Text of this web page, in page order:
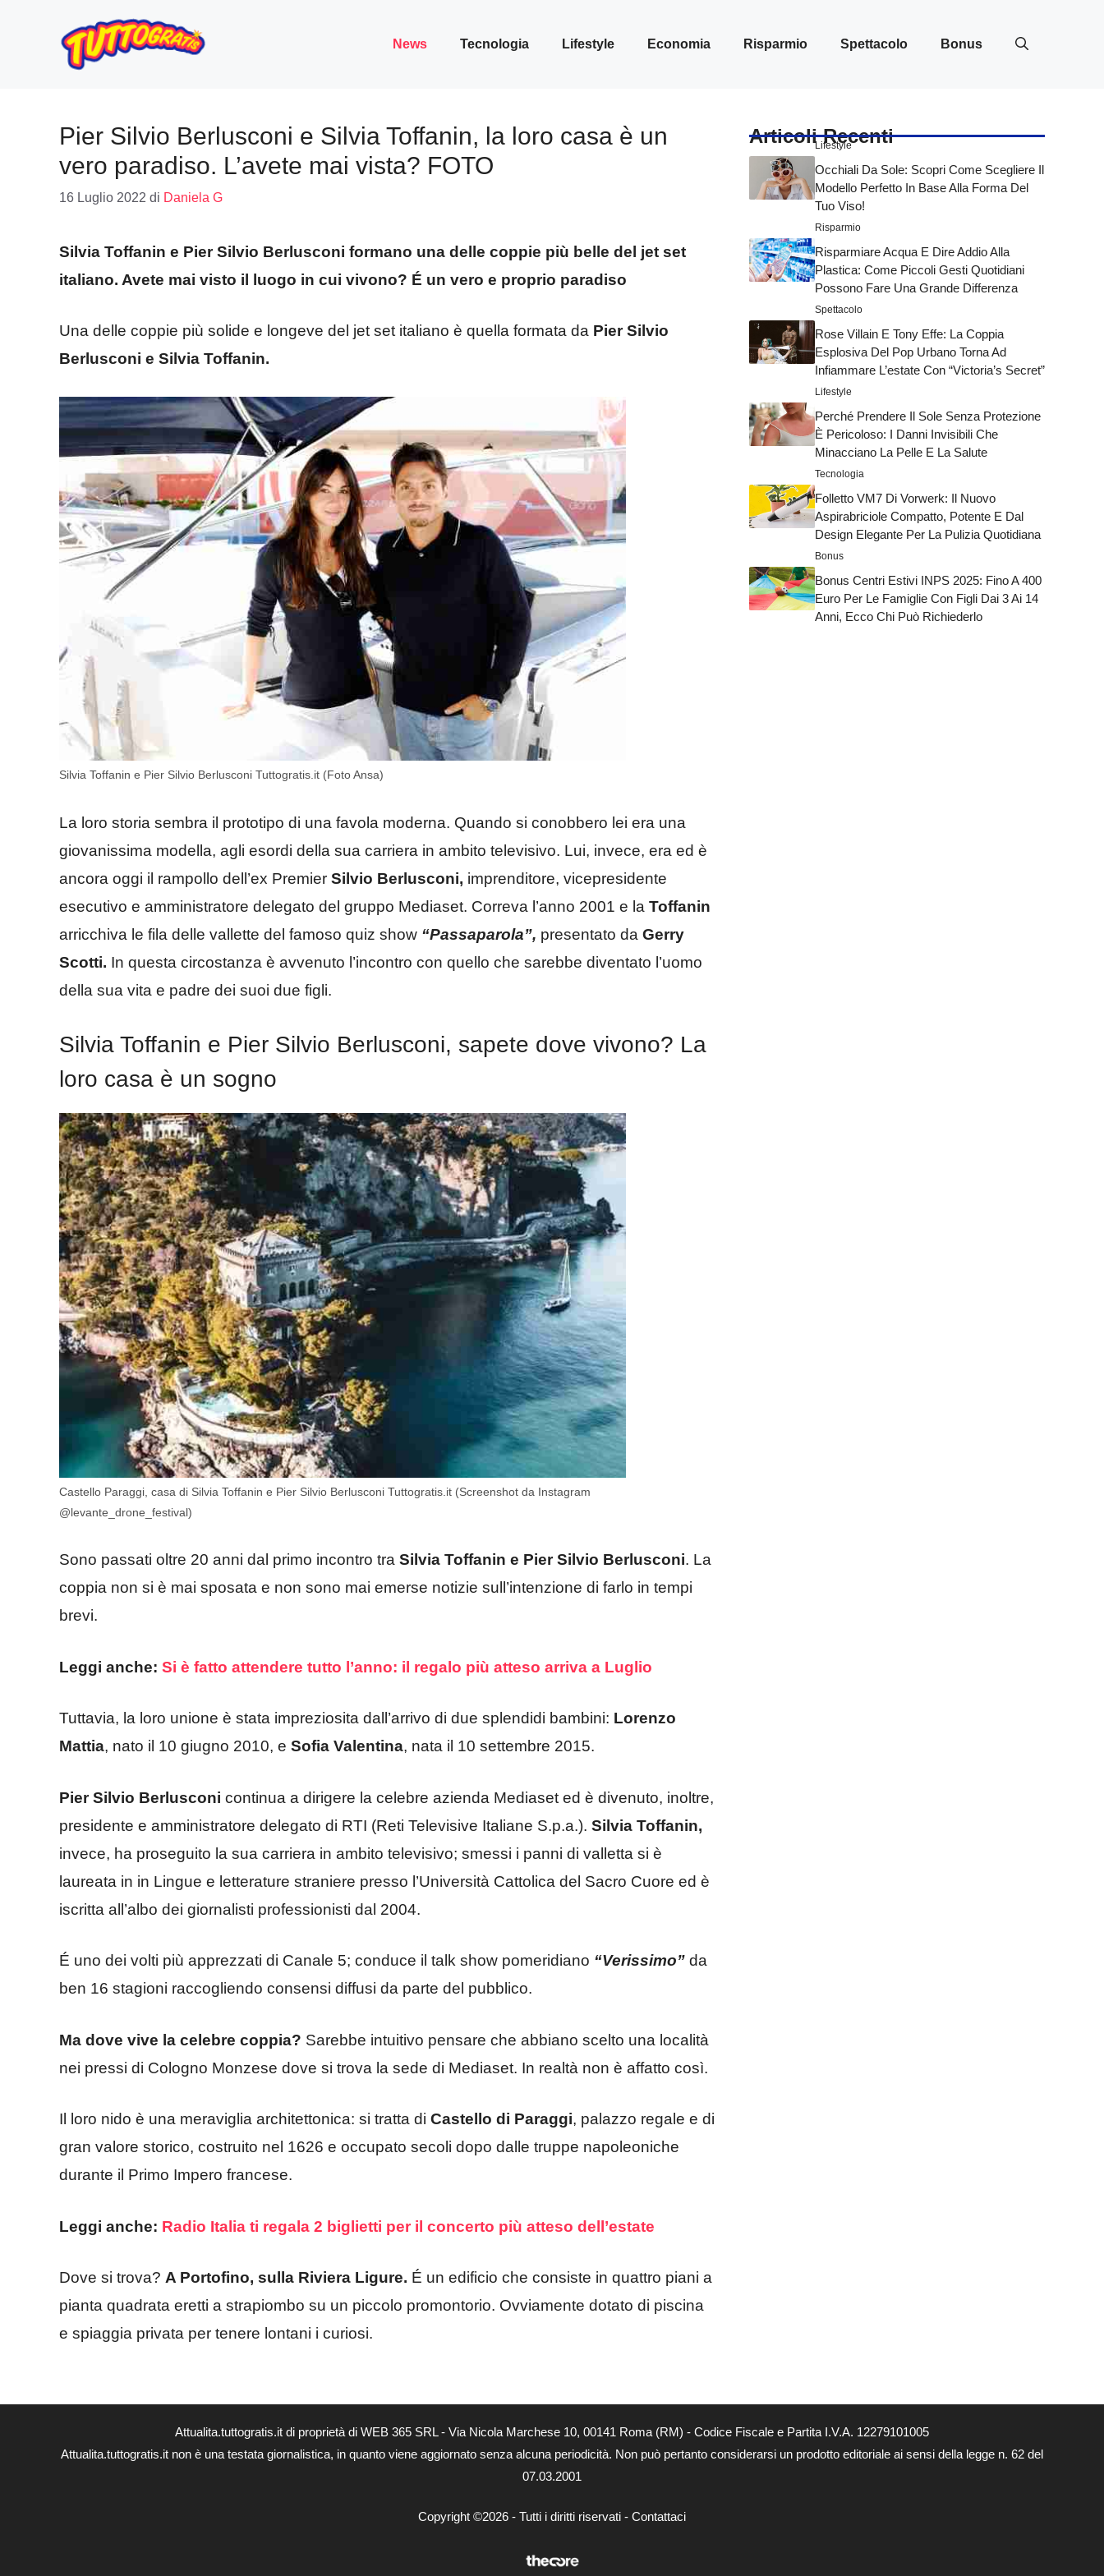
contenuto
News Tecnologia Lifestyle Economia Risparmio Spettacolo Bonus
Pier Silvio Berlusconi e Silvia Toffanin, la loro casa è un
vero paradiso. L’avete mai vista? FOTO
16 Luglio 2022 di Daniela G
Silvia Toffanin e Pier Silvio Berlusconi formano una delle coppie più belle del jet set
italiano. Avete mai visto il luogo in cui vivono? É un vero e proprio paradiso
Una delle coppie più solide e longeve del jet set italiano è quella formata da Pier Silvio
Berlusconi e Silvia Toffanin.
Silvia Toffanin e Pier Silvio Berlusconi Tuttogratis.it (Foto Ansa)
La loro storia sembra il prototipo di una favola moderna. Quando si conobbero lei era una
giovanissima modella, agli esordi della sua carriera in ambito televisivo. Lui, invece, era ed è
ancora oggi il rampollo dell’ex Premier Silvio Berlusconi, imprenditore, vicepresidente
esecutivo e amministratore delegato del gruppo Mediaset. Correva l’anno 2001 e la Toffanin
arricchiva le fila delle vallette del famoso quiz show “Passaparola”, presentato da Gerry
Scotti. In questa circostanza è avvenuto l’incontro con quello che sarebbe diventato l’uomo
della sua vita e padre dei suoi due figli.
Silvia Toffanin e Pier Silvio Berlusconi, sapete dove vivono? La
loro casa è un sogno
Castello Paraggi, casa di Silvia Toffanin e Pier Silvio Berlusconi Tuttogratis.it (Screenshot da Instagram
@levante_drone_festival)
Sono passati oltre 20 anni dal primo incontro tra Silvia Toffanin e Pier Silvio Berlusconi. La
coppia non si è mai sposata e non sono mai emerse notizie sull’intenzione di farlo in tempi
brevi.
Leggi anche: Si è fatto attendere tutto l’anno: il regalo più atteso arriva a Luglio
Tuttavia, la loro unione è stata impreziosita dall’arrivo di due splendidi bambini: Lorenzo
Mattia, nato il 10 giugno 2010, e Sofia Valentina, nata il 10 settembre 2015.
Pier Silvio Berlusconi continua a dirigere la celebre azienda Mediaset ed è divenuto, inoltre,
presidente e amministratore delegato di RTI (Reti Televisive Italiane S.p.a.). Silvia Toffanin,
invece, ha proseguito la sua carriera in ambito televisivo; smessi i panni di valletta si è
laureata in in Lingue e letterature straniere presso l’Università Cattolica del Sacro Cuore ed è
iscritta all’albo dei giornalisti professionisti dal 2004.
É uno dei volti più apprezzati di Canale 5; conduce il talk show pomeridiano “Verissimo” da
ben 16 stagioni raccogliendo consensi diffusi da parte del pubblico.
Ma dove vive la celebre coppia? Sarebbe intuitivo pensare che abbiano scelto una località
nei pressi di Cologno Monzese dove si trova la sede di Mediaset. In realtà non è affatto così.
Il loro nido è una meraviglia architettonica: si tratta di Castello di Paraggi, palazzo regale e di
gran valore storico, costruito nel 1626 e occupato secoli dopo dalle truppe napoleoniche
durante il Primo Impero francese.
Leggi anche: Radio Italia ti regala 2 biglietti per il concerto più atteso dell’estate
Dove si trova? A Portofino, sulla Riviera Ligure. É un edificio che consiste in quattro piani a
pianta quadrata eretti a strapiombo su un piccolo promontorio. Ovviamente dotato di piscina
e spiaggia privata per tenere lontani i curiosi.
Articoli Recenti
Lifestyle
Occhiali Da Sole: Scopri Come Scegliere Il
Modello Perfetto In Base Alla Forma Del
Tuo Viso!
Risparmio
Risparmiare Acqua E Dire Addio Alla
Plastica: Come Piccoli Gesti Quotidiani
Possono Fare Una Grande Differenza
Spettacolo
Rose Villain E Tony Effe: La Coppia
Esplosiva Del Pop Urbano Torna Ad
Infiammare L’estate Con “Victoria’s Secret”
Lifestyle
Perché Prendere Il Sole Senza Protezione
È Pericoloso: I Danni Invisibili Che
Minacciano La Pelle E La Salute
Tecnologia
Folletto VM7 Di Vorwerk: Il Nuovo
Aspirabriciole Compatto, Potente E Dal
Design Elegante Per La Pulizia Quotidiana
Bonus
Bonus Centri Estivi INPS 2025: Fino A 400
Euro Per Le Famiglie Con Figli Dai 3 Ai 14
Anni, Ecco Chi Può Richiederlo
Attualita.tuttogratis.it di proprietà di WEB 365 SRL - Via Nicola Marchese 10, 00141 Roma (RM) - Codice Fiscale e Partita I.V.A. 12279101005
Attualita.tuttogratis.it non è una testata giornalistica, in quanto viene aggiornato senza alcuna periodicità. Non può pertanto considerarsi un prodotto editoriale ai sensi della legge n. 62 del
07.03.2001
Copyright ©2026 - Tutti i diritti riservati - Contattaci